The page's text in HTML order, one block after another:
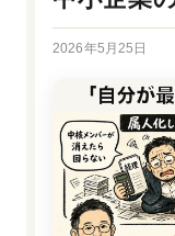
2026年5月25日